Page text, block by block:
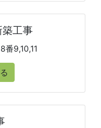
工事
番9,10,11